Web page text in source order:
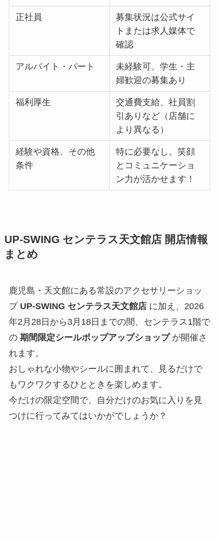
正社員
募集状況は公式サイ
トまたは求人媒体で
確認
アルバイト・パート
未経験可、学生・主
婦歓迎の募集あり
福利厚生
交通費支給、社員割
引ありなど（店舗に
より異なる）
経験や資格、その他
条件
特に必要なし。笑顔
とコミュニケーショ
ン力が活かせます！
UP‑SWING センテラス天文館店 開店情報
まとめ
鹿児島・天文館にある常設のアクセサリーショッ
プ UP‑SWING センテラス天文館店に加え、2026
年2月28日から3月18日までの間、センテラス1階で
の 期間限定シールポップアップショップが開催さ
れます。
おしゃれな小物やシールに囲まれて、見るだけで
もワクワクするひとときを楽しめます。
今だけの限定空間で、自分だけのお気に入りを見
つけに行ってみてはいかがでしょうか？